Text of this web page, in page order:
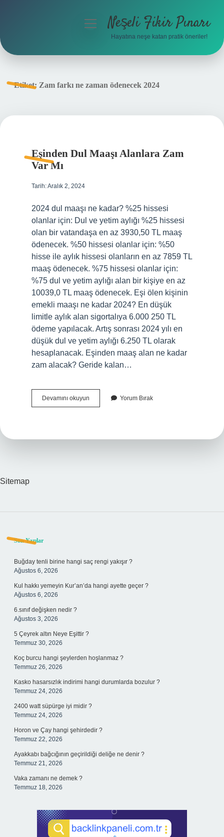
menüyüNeşeli Fikir Pınarı
Hayatına neşe katan pratik öneriler!
Etiket: Zam farkı ne zaman ödenecek 2024
Eşinden Dul Maaşı Alanlara Zam
Var Mı
Tarih: Aralık 2, 2024
2024 dul maaşı ne kadar? %25 hissesi
olanlar için: Dul ve yetim aylığı %25 hissesi
olan bir vatandaşa en az 3930,50 TL maaş
ödenecek. %50 hissesi olanlar için: %50
hisse ile aylık hissesi olanların en az 7859 TL
maaş ödenecek. %75 hissesi olanlar için:
%75 dul ve yetim aylığı alan bir kişiye en az
10039,0 TL maaş ödenecek. Eşi ölen kişinin
emekli maaşı ne kadar 2024? En düşük
limitle aylık alan sigortalıya 6.000 250 TL
ödeme yapılacak. Artış sonrası 2024 yılı en
düşük dul ve yetim aylığı 6.250 TL olarak
hesaplanacak. Eşinden maaş alan ne kadar
zam alacak? Geride kalan…
Devamını okuyun Eşinden
Dul
Yorum Bırak
Sitemap
Sidebar
Son Yazılar
Buğday tenli birine hangi saç rengi yakışır ?
Ağustos 6, 2026
Kul hakkı yemeyin Kur’an’da hangi ayette geçer ?
Ağustos 6, 2026
6.sınıf değişken nedir ?
Ağustos 3, 2026
5 Çeyrek altın Neye Eşittir ?
Temmuz 30, 2026
Koç burcu hangi şeylerden hoşlanmaz ?
Temmuz 26, 2026
Kasko hasarsızlık indirimi hangi durumlarda bozulur ?
Temmuz 24, 2026
2400 watt süpürge iyi midir ?
Temmuz 24, 2026
Horon ve Çay hangi şehirdedir ?
Temmuz 22, 2026
Ayakkabı bağcığının geçirildiği deliğe ne denir ?
Temmuz 21, 2026
Vaka zamanı ne demek ?
Temmuz 18, 2026